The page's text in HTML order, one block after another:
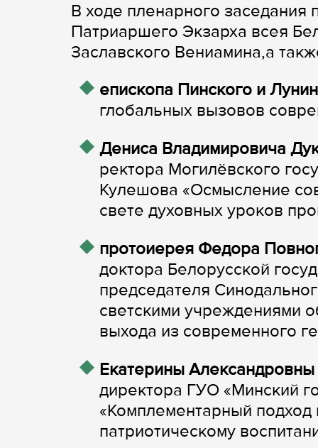
В ходе пленарного заседания
Патриаршего Экзарха всея
Заславского Вениамина,а
епископа Пинского и
глобальных вызовов
Дениса Владимировича
ректора Могилёвского
Кулешова «Осмысление
свете духовных уроков
протоиерея Федора
доктора Белорусской
председателя
светскими учреждениями
выхода из современного
Екатерины
директора ГУО «Минский
«Комплементарный подход
патриотическому